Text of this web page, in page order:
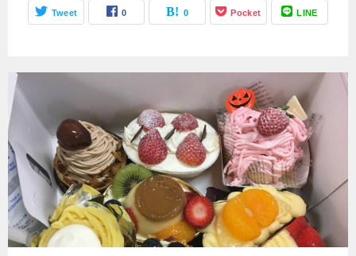
Tweet 0 0 Pocket LINE